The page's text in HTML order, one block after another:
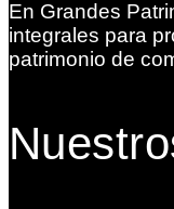
En Grandes
integrales para
patrimonio de